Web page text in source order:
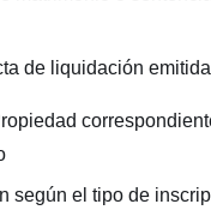
de liquidación
según el tipo de